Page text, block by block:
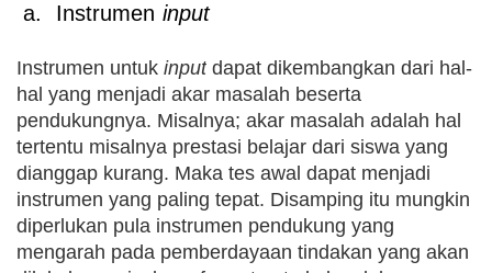
a. Instrumen input
Instrumen untuk input dapat dikembangkan dari hal-
hal yang menjadi akar masalah beserta
pendukungnya. Misalnya; akar masalah adalah hal
tertentu misalnya prestasi belajar dari siswa yang
dianggap kurang. Maka tes awal dapat menjadi
instrumen yang paling tepat. Disamping itu mungkin
diperlukan pula instrumen pendukung yang
mengarah pada pemberdayaan tindakan yang akan